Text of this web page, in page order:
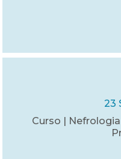
23
Curso |